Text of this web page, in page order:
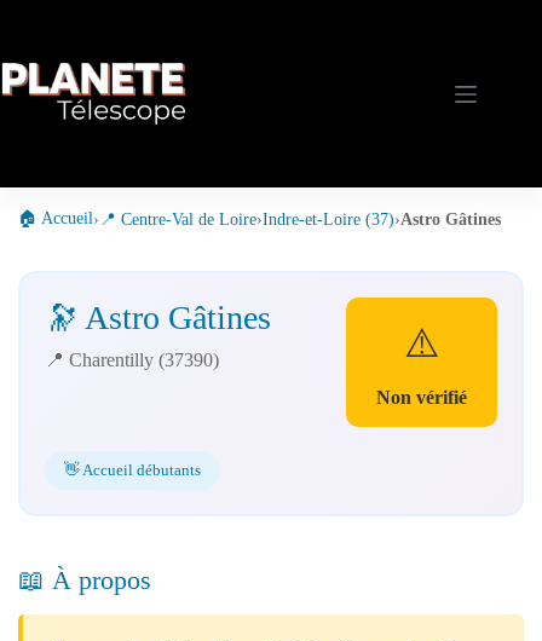
🏠 Accueil› 📍 Centre-Val de Loire›Indre-et-Loire (37)›Astro Gâtines
🔭 Astro Gâtines
📍 Charentilly (37390) ⚠️
Non vérifié
👋 Accueil débutants
📖 À propos